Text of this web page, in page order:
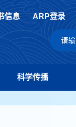
信息 ARP登录
科学传播